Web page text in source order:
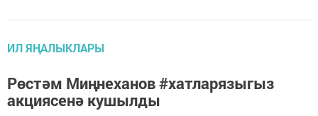
ИЛ ЯҢАЛЫКЛАРЫ
Рөстәм Миңнеханов #хатларязыгыз
акциясенә кушылды